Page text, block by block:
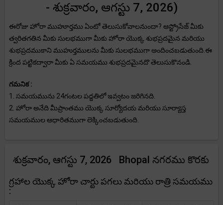
- శుక్రవారం, ఆగస్టు 7, 2026)
ఈరోజు హోరా ముహూర్తము ఏంటో తెలుసుకోవాలనుందా? ఆస్ట్రోసేజ్ మీకు
త్వరితగతిన మీకు సులభముగా మీకు హోరా యొక్క శుభప్రదమైన మరియు
శుభప్రదముకాని ముహుర్తములను మీకు సులభముగా అందించబడుతుంది.ఈ
క్రింద పట్టికద్వారా మీకు ఏ సమయము శుభప్రదమైనదొ తెలుసుకొనండి.
గమనిక :
1. సమయమును 24గంటల పద్దతిలో ఇవ్వటం జరిగినది.
2. హోరా అనేది మీప్రాంతము యొక్క సూర్యోదయ మరియు సూర్యాస్త
సమయముల ఆధారితముగా లెక్కించబడుతుంది.
శుక్రవారం, ఆగస్టు 7, 2026 Bhopal నగరము కొరకు
గ్రహాల యొక్క హోరా చార్టు పగలు మరియు రాత్రి సమయము
: